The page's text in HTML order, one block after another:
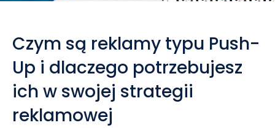
Czym są reklamy typu Push-
Up i dlaczego potrzebujesz
ich w swojej strategii
reklamowej